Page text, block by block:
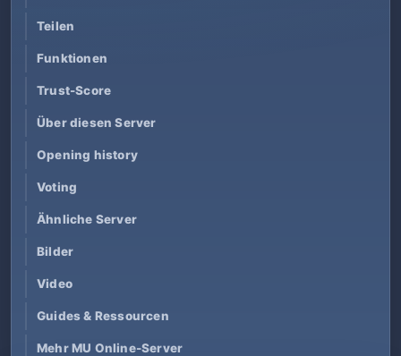
Teilen
Funktionen
Trust-Score
Über diesen Server
Opening history
Voting
Ähnliche Server
Bilder
Video
Guides & Ressourcen
Mehr MU Online-Server